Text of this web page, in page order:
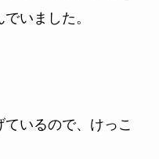
いました。
いるので、けっこ